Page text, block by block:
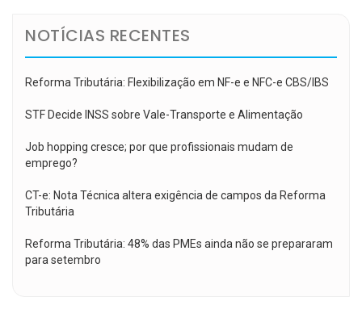
NOTÍCIAS RECENTES
Reforma Tributária: Flexibilização em NF-e e NFC-e CBS/IBS
STF Decide INSS sobre Vale-Transporte e Alimentação
Job hopping cresce; por que profissionais mudam de
emprego?
CT-e: Nota Técnica altera exigência de campos da Reforma
Tributária
Reforma Tributária: 48% das PMEs ainda não se prepararam
para setembro